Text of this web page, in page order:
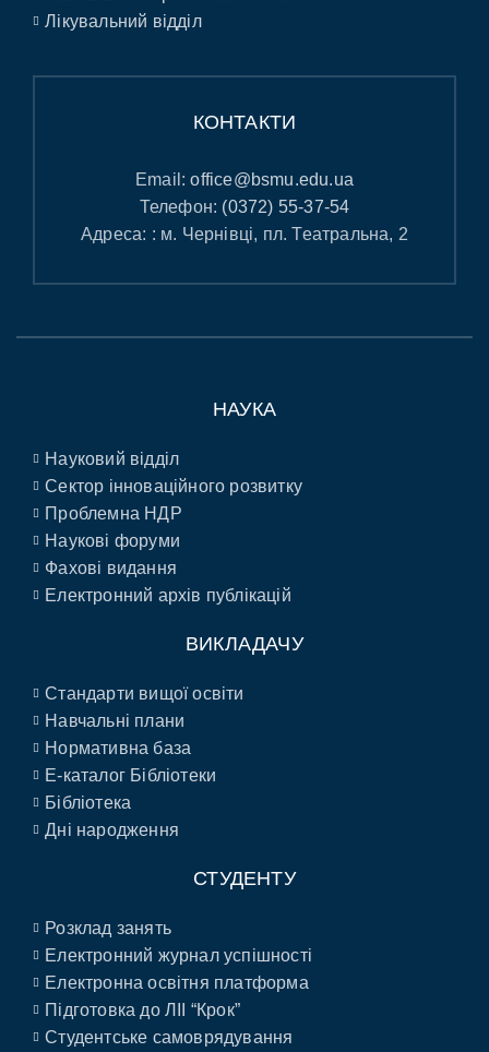
Лікувальний відділ
КОНТАКТИ
Email:office@bsmu.edu.ua
Телефон: (0372) 55-37-54
Адреса: : м. Чернівці, пл. Театральна, 2
НАУКА
Науковий відділ
Сектор інноваційного розвитку
Проблемна НДР
Наукові форуми
Фахові видання
Електронний архів публікацій
ВИКЛАДАЧУ
Стандарти вищої освіти
Навчальні плани
Нормативна база
E-каталог Бібліотеки
Бібліотека
Дні народження
СТУДЕНТУ
Розклад занять
Електронний журнал успішності
Електронна освітня платформа
Підготовка до ЛІІ “Крок”
Студентське самоврядування